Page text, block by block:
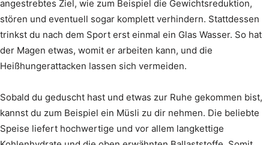
angestrebtes Ziel, wie zum Beispiel die Gewichtsreduktion,
stören und eventuell sogar komplett verhindern. Stattdessen
trinkst du nach dem Sport erst einmal ein Glas Wasser. So hat
der Magen etwas, womit er arbeiten kann, und die
Heißhungerattacken lassen sich vermeiden.
Sobald du geduscht hast und etwas zur Ruhe gekommen bist,
kannst du zum Beispiel ein Müsli zu dir nehmen. Die beliebte
Speise liefert hochwertige und vor allem langkettige